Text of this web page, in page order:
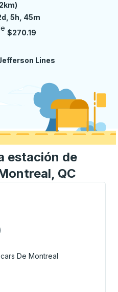
días 5 horas 45 minutos
5h, 45m
$270.19
Lines
estación de
QC
de flecha o la tecla
De Montreal